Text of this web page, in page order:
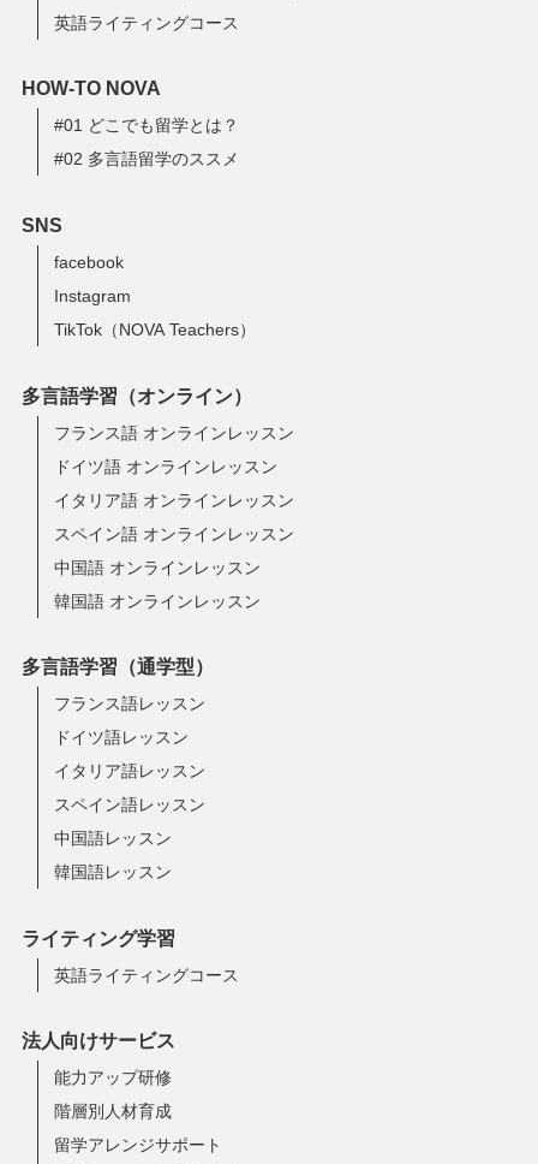
英語ライティングコース
HOW-TO NOVA
#01 どこでも留学とは？
#02 多言語留学のススメ
SNS
facebook
Instagram
TikTok（NOVA Teachers）
多言語学習（オンライン）
フランス語 オンラインレッスン
ドイツ語 オンラインレッスン
イタリア語 オンラインレッスン
スペイン語 オンラインレッスン
中国語 オンラインレッスン
韓国語 オンラインレッスン
多言語学習（通学型）
フランス語レッスン
ドイツ語レッスン
イタリア語レッスン
スペイン語レッスン
中国語レッスン
韓国語レッスン
ライティング学習
英語ライティングコース
法人向けサービス
能力アップ研修
階層別人材育成
留学アレンジサポート